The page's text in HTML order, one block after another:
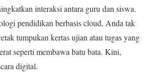
interaksi antara guru dan siswa.
pendidikan berbasis cloud, Anda tak
tumpukan kertas ujian atau tugas yang
seperti membawa batu bata. Kini,
digital.